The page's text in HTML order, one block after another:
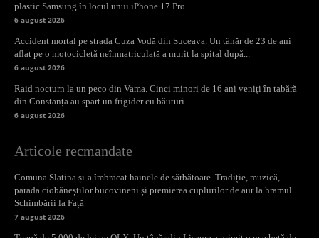
plastic Samsung în locul unui iPhone 17 Pro...
6 august 2026
Accident mortal pe strada Cuza Vodă din Suceava. Un tânăr de 23 de ani
aflat pe o motocicletă neînmatriculată a murit la spital după...
6 august 2026
Raid nocturn la un peco din Vama. Cinci minori de 16 ani veniți în tabără
din Constanța au spart un frigider cu băuturi
6 august 2026
Articole recmandate
Comuna Slatina și-a îmbrăcat hainele de sărbătoare. Tradiție, muzică,
parada ciobăneștilor bucovineni și premierea cuplurilor de aur la hramul
Schimbării la Față
7 august 2026